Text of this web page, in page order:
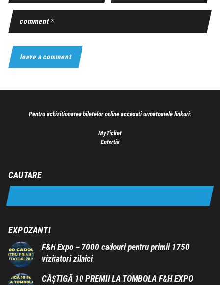
Pentru achizitionarea biletelor online accesati urmatoarele linkuri:
MyTicket
Entertix
CAUTARE
EXPOZANTI
F&H Expo – 7000 cadouri pentru primii 1750
vizitatori zilnici
CÂȘTIGĂ 10 PREMII LA TOMBOLA F&H EXPO